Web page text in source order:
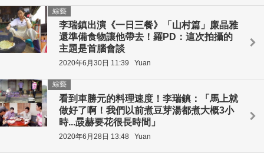
李瑞鎮出演《一日三餐》「山村篇」廉晶雅
還準備食物讓他帶去！羅PD：這次拍攝的
主題是首腦會談
綜藝
2020年6月30日 11:39 Yuan
看到車勝元的料理速度！李瑞鎮：「馬上就
做好了啊！我們以前煮豆芽湯都煮大概3小
時...晸赫要花很長時間」
綜藝
2020年6月28日 13:48 Yuan